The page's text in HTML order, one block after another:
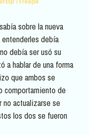
sobre la nueva
entenderles debía
debía ser usó su
a hablar de una forma
que ambos se
comportamiento de
no actualizarse se
los dos se fueron